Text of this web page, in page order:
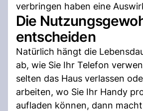
verbringen haben eine
Die
entscheiden
Natürlich hängt die
ab, wie Sie Ihr Telefon
selten das Haus verlassen
arbeiten, wo Sie Ihr Handy
aufladen können, dann